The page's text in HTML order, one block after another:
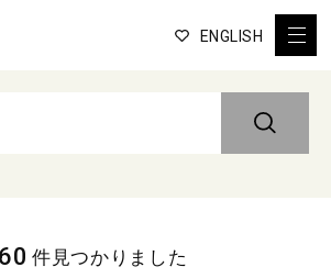
ENGLISH
件見つかりました